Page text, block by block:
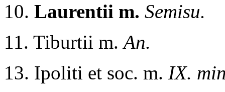
10. Laurentii m. Semisu.
11. Tiburtii m.An.
13. Ipoliti et soc. m. IX.